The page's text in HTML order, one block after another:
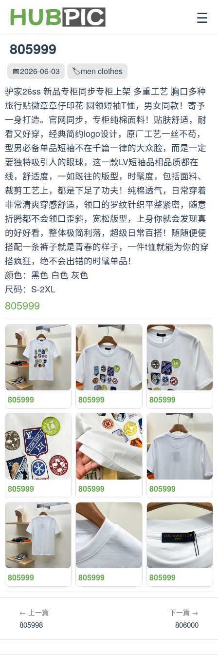
☰
805999
📅2026-06-03 🏷️men clothes
驴家26ss 新品专柜同步专柜上架 多重工艺 胸口多种
旅行贴微章章仔印花 圆领短袖T恤，男女同款！寄予
一身打造。官网同步，专柜纯棉面料！贴肤舒适，耐
看又好穿，经典简约logo设计，原厂工艺一丝不苟，
型男必备单品短袖不在千篇一律的大众脸，而是一定
要独特吸引人的眼球，这一款LV短袖品相品质都在
线，舒适度，一如既往的版型，时髦度，包括面料、
裁剪工艺上，都是下足了功夫！纯棉透气，日常穿着
非常清爽穿感舒适，领口的罗纹针织平整紧密，随意
折腾都不会领口歪斜，宽松版型，上身你就会发现真
的好好看，整体极简利落，超级日常百搭！随随便便
搭配一条裤子就是青春的样子，一件t恤就能为你的穿
搭疯狂，绝不会出错的时髦单品！
颜色：黑色 白色 灰色
尺码：S-2XL
805999
805999 805999 805999
805999 805999 805999
805999 805999 805999
← 上一篇
805998
下一篇 →
806000